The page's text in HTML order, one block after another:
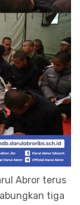
Abror terus
tiga